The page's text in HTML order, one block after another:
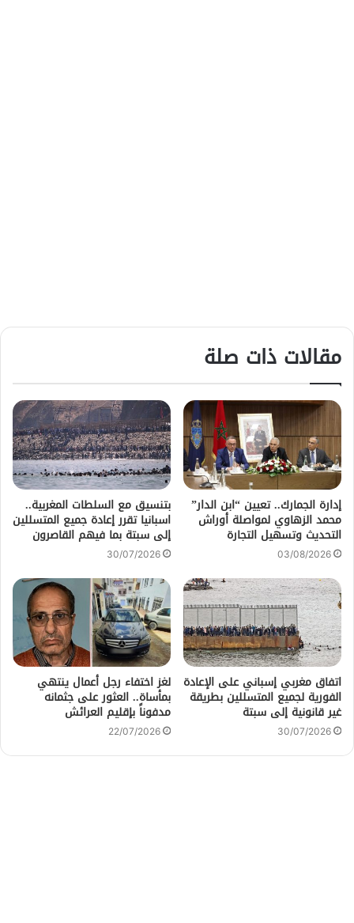
مقالات ذات صلة
إدارة الجمارك.. تعيين “ابن الدار”
محمد الزهاوي لمواصلة أوراش
التحديث وتسهيل التجارة
03/08/2026
بتنسيق مع السلطات المغربية..
اسبانيا تقرر إعادة جميع المتسللين
إلى سبتة بما فيهم القاصرون
30/07/2026
اتفاق مغربي إسباني على الإعادة
الفورية لجميع المتسللين بطريقة
غير قانونية إلى سبتة
30/07/2026
لغز اختفاء رجل أعمال ينتهي
بمأساة.. العثور على جثمانه
مدفوناً بإقليم العرائش
22/07/2026